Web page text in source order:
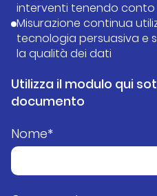
interventi tenendo conto
Misurazione continua
tecnologia persuasiva e
la qualità dei dati
Utilizza il modulo qui
documento
Nome*